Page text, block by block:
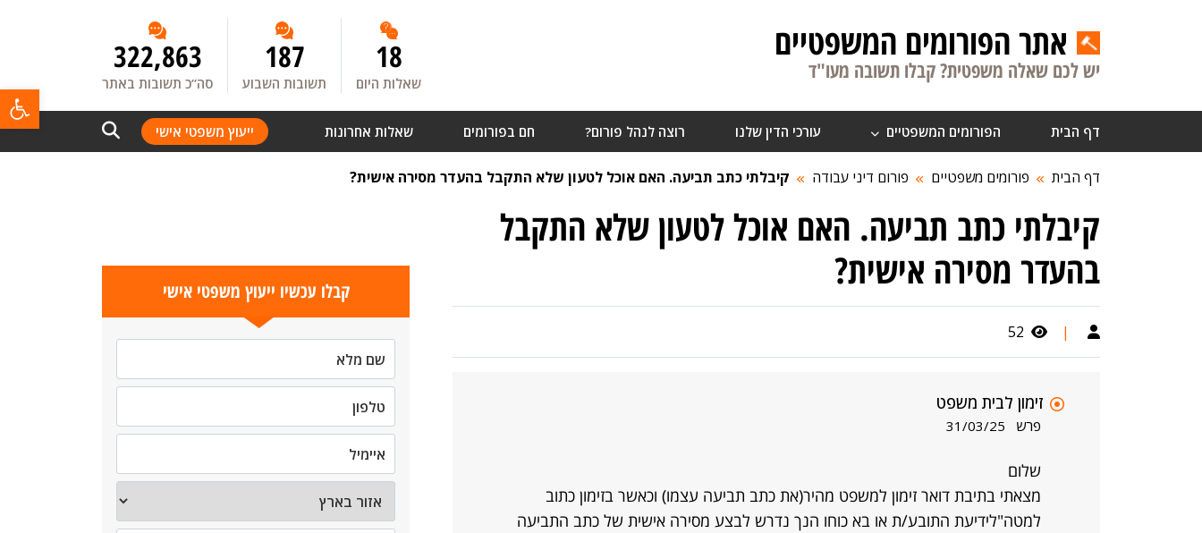
אתר הפורומים המשפטיים
יש לכם שאלה משפטית? קבלו תשובה מעו"ד 18
שאלות היום
187
תשובות השבוע
322,863
סה”כ תשובות באתר
דף הבית הפורומים המשפטיים עורכי הדין שלנו רוצה לנהל פורום? חם בפורומים שאלות אחרונות ייעוץ משפטי אישי
דף הבית פורומים משפטיים פורום דיני עבודה קיבלתי כתב תביעה. האם אוכל לטעון שלא התקבל בהעדר מסירה אישית?
קיבלתי כתב תביעה. האם אוכל לטעון שלא התקבל
בהעדר מסירה אישית?
|
52
זימון לבית משפט
פרש 31/03/25
שלום
מצאתי בתיבת דואר זימון למשפט מהיר(את כתב תביעה עצמו) וכאשר בזימון כתוב
למטה"לידיעת התובע/ת או בא כוחו הנך נדרש לבצע מסירה אישית של כתב התביעה
קבלו עכשיו ייעוץ משפטי אישי